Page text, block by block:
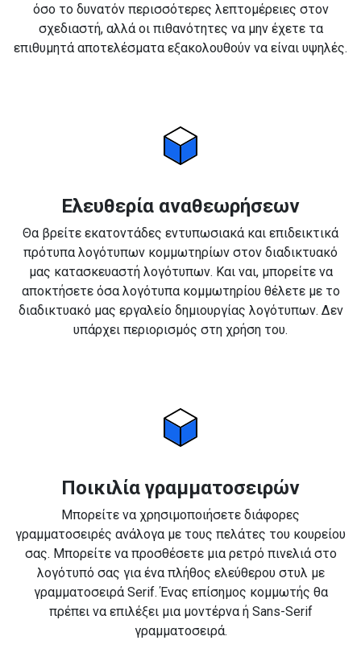
όσο το δυνατόν περισσότερες λεπτομέρειες στον
σχεδιαστή, αλλά οι πιθανότητες να μην έχετε τα
επιθυμητά αποτελέσματα εξακολουθούν να είναι υψηλές.
Ελευθερία αναθεωρήσεων
Θα βρείτε εκατοντάδες εντυπωσιακά και επιδεικτικά
πρότυπα λογότυπων κομμωτηρίων στον διαδικτυακό
μας κατασκευαστή λογότυπων. Και ναι, μπορείτε να
αποκτήσετε όσα λογότυπα κομμωτηρίου θέλετε με το
διαδικτυακό μας εργαλείο δημιουργίας λογότυπων. Δεν
υπάρχει περιορισμός στη χρήση του.
Ποικιλία γραμματοσειρών
Μπορείτε να χρησιμοποιήσετε διάφορες
γραμματοσειρές ανάλογα με τους πελάτες του κουρείου
σας. Μπορείτε να προσθέσετε μια ρετρό πινελιά στο
λογότυπό σας για ένα πλήθος ελεύθερου στυλ με
γραμματοσειρά Serif. Ένας επίσημος κομμωτής θα
πρέπει να επιλέξει μια μοντέρνα ή Sans-Serif
γραμματοσειρά.